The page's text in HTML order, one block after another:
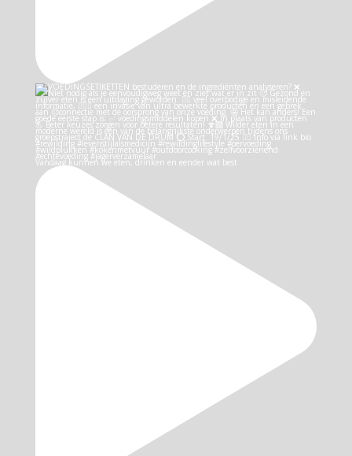
Vandaag kunnen we eten, drinken en eender wat best